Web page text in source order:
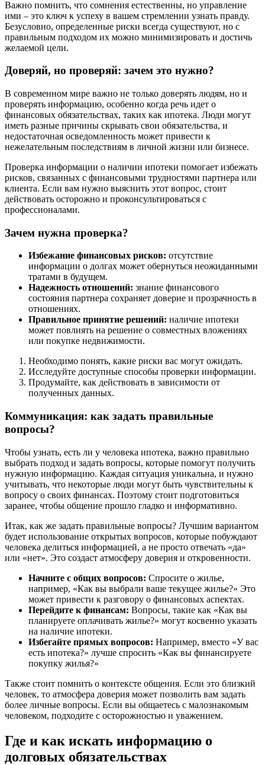
Важно помнить, что сомнения естественны, но управление
ими – это ключ к успеху в вашем стремлении узнать правду.
Безусловно, определенные риски всегда существуют, но с
правильным подходом их можно минимизировать и достичь
желаемой цели.
Доверяй, но проверяй: зачем это нужно?
В современном мире важно не только доверять людям, но и
проверять информацию, особенно когда речь идет о
финансовых обязательствах, таких как ипотека. Люди могут
иметь разные причины скрывать свои обязательства, и
недостаточная осведомленность может привести к
нежелательным последствиям в личной жизни или бизнесе.
Проверка информации о наличии ипотеки помогает избежать
рисков, связанных с финансовыми трудностями партнера или
клиента. Если вам нужно выяснить этот вопрос, стоит
действовать осторожно и проконсультироваться с
профессионалами.
Зачем нужна проверка?
Избежание финансовых рисков: отсутствие
информации о долгах может обернуться неожиданными
тратами в будущем.
Надежность отношений: знание финансового
состояния партнера сохраняет доверие и прозрачность в
отношениях.
Правильное принятие решений: наличие ипотеки
может повлиять на решение о совместных вложениях
или покупке недвижимости.
Необходимо понять, какие риски вас могут ожидать.
Исследуйте доступные способы проверки информации.
Продумайте, как действовать в зависимости от
полученных данных.
Коммуникация: как задать правильные
вопросы?
Чтобы узнать, есть ли у человека ипотека, важно правильно
выбрать подход и задать вопросы, которые помогут получить
нужную информацию. Каждая ситуация уникальна, и нужно
учитывать, что некоторые люди могут быть чувствительны к
вопросу о своих финансах. Поэтому стоит подготовиться
заранее, чтобы общение прошло гладко и информативно.
Итак, как же задать правильные вопросы? Лучшим вариантом
будет использование открытых вопросов, которые побуждают
человека делиться информацией, а не просто отвечать «да»
или «нет». Это создаст атмосферу доверия и откровенности.
Начните с общих вопросов: Спросите о жилье,
например, «Как вы выбрали ваше текущее жилье?» Это
может привести к разговору о финансовых аспектах.
Перейдите к финансам: Вопросы, такие как «Как вы
планируете оплачивать жилье?» могут косвенно указать
на наличие ипотеки.
Избегайте прямых вопросов: Например, вместо «У вас
есть ипотека?» лучше спросить «Как вы финансируете
покупку жилья?»
Также стоит помнить о контексте общения. Если это близкий
человек, то атмосфера доверия может позволить вам задать
более личные вопросы. Если вы общаетесь с малознакомым
человеком, подходите с осторожностью и уважением.
Где и как искать информацию о
долговых обязательствах